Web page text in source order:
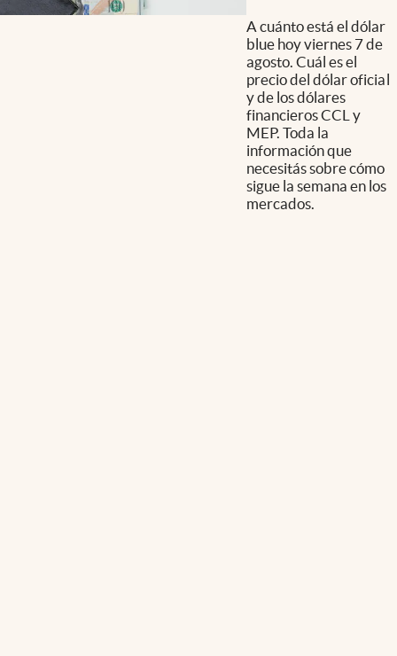
A cuánto está el dólar
blue hoy viernes 7 de
agosto. Cuál es el
precio del dólar oficial
y de los dólares
financieros CCL y
MEP. Toda la
información que
necesitás sobre cómo
sigue la semana en los
mercados.